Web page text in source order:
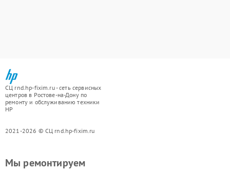
СЦ rnd.hp-fixim.ru - сеть сервисных
центров в Ростове-на-Дону по
ремонту и обслуживанию техники
HP
2021-2026 © СЦ rnd.hp-fixim.ru
Мы ремонтируем